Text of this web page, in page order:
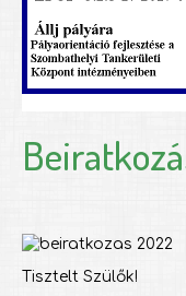
Tisztelt Szülők!